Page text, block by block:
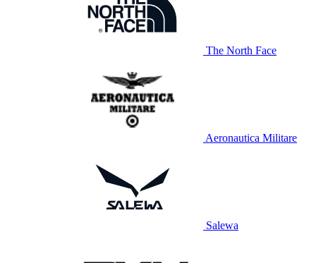
The North Face
Aeronautica Militare
Salewa